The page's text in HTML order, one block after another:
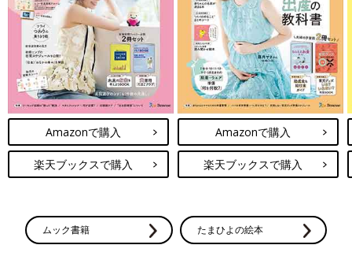
Amazonで購入
楽天ブックスで購入
Amazonで購入
楽天ブックスで購入
ムック書籍 たまひよの絵本